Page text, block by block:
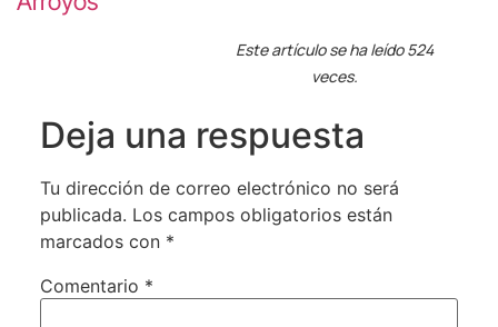
Este artículo se ha leído 524
veces.
Deja una respuesta
Tu dirección de correo electrónico no será
publicada. Los campos obligatorios están
marcados con *
Comentario *